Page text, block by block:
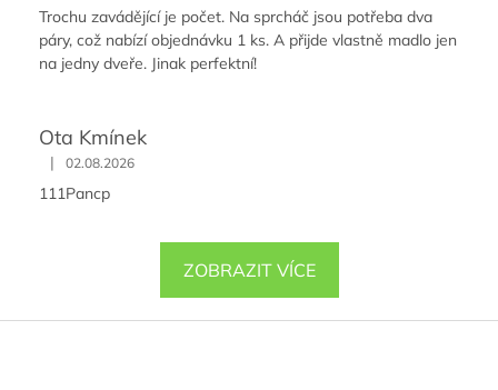
Trochu zavádějící je počet. Na sprcháč jsou potřeba dva
páry, což nabízí objednávku 1 ks. A přijde vlastně madlo jen
na jedny dveře. Jinak perfektní!
Ota Kmínek
| 02.08.2026
111Pancp
ZOBRAZIT VÍCE
Z